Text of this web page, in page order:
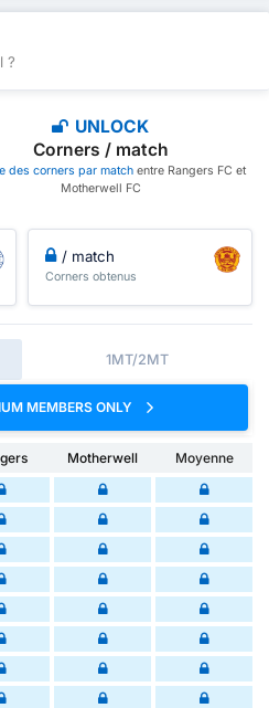
?
UNLOCK
Corners / match
des corners par match entre Rangers FC et
Motherwell FC
/ match
Corners obtenus
1MT/2MT
MEMBERS ONLY
Motherwell
Moyenne